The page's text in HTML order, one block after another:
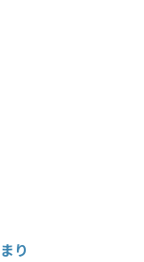
り